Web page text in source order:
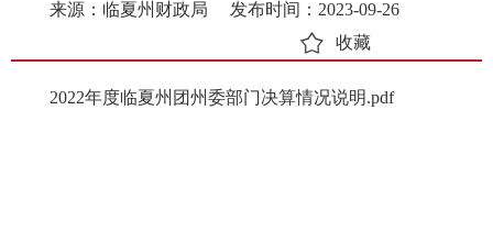
来源：临夏州财政局
发布时间：2023-09-26
收藏
2022年度临夏州团州委部门决算情况说明.pdf